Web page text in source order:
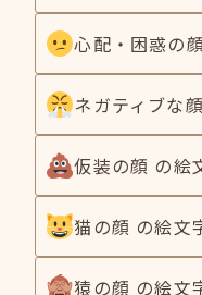
心配・困惑の
ネガティブな
仮装の顔 の絵
猫の顔 の絵文
猿の顔 の絵文